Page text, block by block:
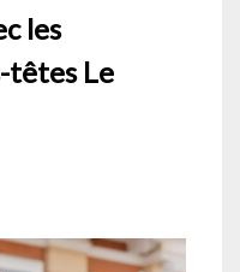
les
têtes Le